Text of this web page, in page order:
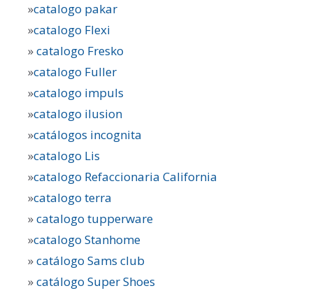
»catalogo pakar
»catalogo Flexi
»catalogo Fresko
»catalogo Fuller
»catalogo impuls
»catalogo ilusion
»catálogos incognita
»catalogo Lis
»catalogo Refaccionaria California
»catalogo terra
»catalogo tupperware
»catalogo Stanhome
»catálogo Sams club
»catálogo Super Shoes